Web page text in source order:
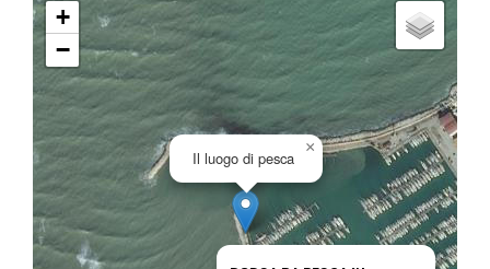
Il luogo di pesca
×
+
−